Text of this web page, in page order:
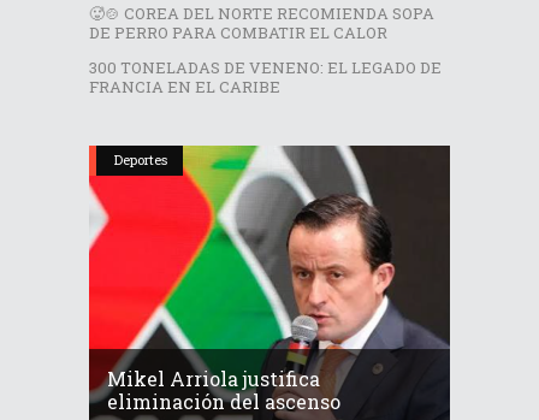
🥵🍲 COREA DEL NORTE RECOMIENDA SOPA
DE PERRO PARA COMBATIR EL CALOR
300 TONELADAS DE VENENO: EL LEGADO DE
FRANCIA EN EL CARIBE
Deportes
Mikel Arriola justifica
eliminación del ascenso